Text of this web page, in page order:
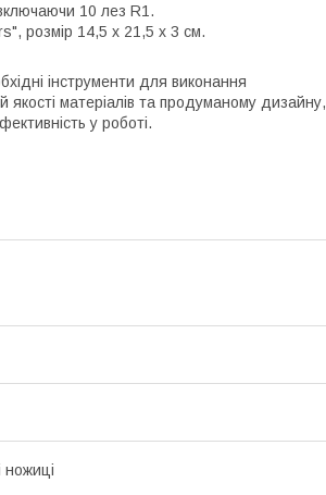
10 лез R1.
розмір 14,5 х 21,5 х 3 см.
інструменти для виконання
якості матеріалів та продуманому дизайну,
у роботі.
ножиці